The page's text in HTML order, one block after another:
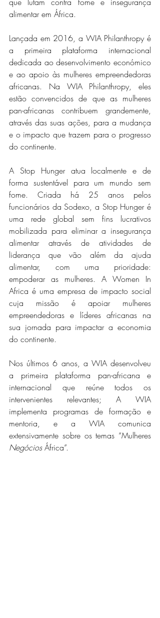
alimentar em África.
Lançada em 2016, a WIA Philanthropy é
a primeira plataforma internacional
dedicada ao desenvolvimento económico
e ao apoio às mulheres empreendedoras
africanas. Na WIA Philanthropy, eles
estão convencidos de que as mulheres
pan-africanas contribuem grandemente,
através das suas ações, para a mudança
e o impacto que trazem para o progresso
do continente.
A Stop Hunger atua localmente e de
forma sustentável para um mundo sem
fome. Criada há 25 anos pelos
funcionários da Sodexo, a Stop Hunger é
uma rede global sem fins lucrativos
mobilizada para eliminar a insegurança
alimentar através de atividades de
liderança que vão além da ajuda
alimentar, com uma prioridade:
empoderar as mulheres. A Women In
Africa é uma empresa de impacto social
cuja missão é apoiar mulheres
empreendedoras e líderes africanas na
sua jornada para impactar a economia
do continente.
Nos últimos 6 anos, a WIA desenvolveu
a primeira plataforma pan-africana e
internacional que reúne todos os
intervenientes relevantes; A WIA
implementa programas de formação e
mentoria, e a WIA comunica
Negócios África”.